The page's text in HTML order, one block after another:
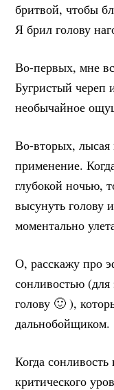
бритвой, чтобы
Я брил голову
Во-первых, мне
Бугристый череп
необычайное
Во-вторых, лысая
применение.
глубокой ночью,
высунуть голову
моментально
О, расскажу про
сонливостью (для
голову 🙂 ),
дальнобойщиком.
Когда сонливость
критического